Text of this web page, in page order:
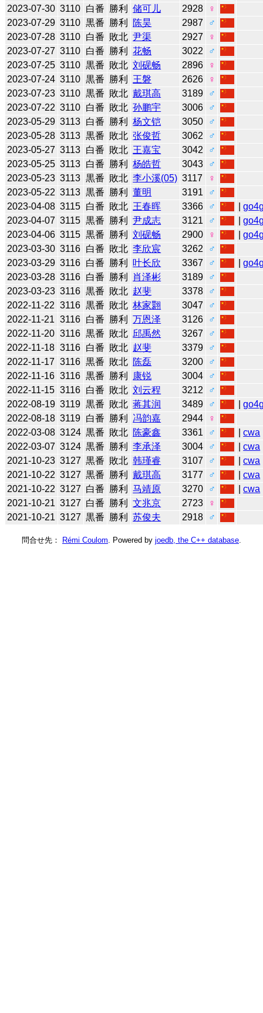
2023-07-30 3110 白番 勝利 储可儿 2928
♀
2023-07-29 3110 黒番 勝利 陈昊 2987
♂
2023-07-28 3110 白番 敗北 尹渠 2927
♀
2023-07-27 3110 白番 勝利 花畅 3022
♂
2023-07-25 3110 黒番 敗北 刘砚畅 2896
♀
2023-07-24 3110 黒番 勝利 王磐 2626
♀
2023-07-23 3110 黒番 敗北 戴琪高 3189
♂
2023-07-22 3110 白番 敗北 孙鹏宇 3006
♂
2023-05-29 3113 白番 勝利 杨文铠 3050
♂
2023-05-28 3113 黒番 敗北 张俊哲 3062
♂
2023-05-27 3113 白番 敗北 王嘉宝 3042
♂
2023-05-25 3113 白番 勝利 杨皓哲 3043
♂
2023-05-23 3113 黒番 敗北 李小溪(05) 3117
♀
2023-05-22 3113 黒番 勝利 董明 3191
♂
2023-04-08 3115 白番 敗北 王春晖 3366 ♂ |
2023-04-07 3115 黒番 勝利 尹成志 3121 ♂ |
2023-04-06 3115 黒番 勝利 刘砚畅 2900 ♀ |
2023-03-30 3116 白番 敗北 李欣宸 3262
♂
2023-03-29 3116 白番 勝利 叶长欣 3367 ♂ |
2023-03-28 3116 白番 勝利 肖泽彬 3189
♂
2023-03-23 3116 黒番 敗北 赵斐 3378
♂
2022-11-22 3116 黒番 敗北 林家翾 3047
♂
2022-11-21 3116 白番 勝利 万恩泽 3126
♂
2022-11-20 3116 黒番 敗北 邱禹然 3267
♂
2022-11-18 3116 白番 敗北 赵斐 3379
♂
2022-11-17 3116 黒番 敗北 陈磊 3200
♂
2022-11-16 3116 黒番 勝利 康锐 3004
♂
2022-11-15 3116 白番 敗北 刘云程 3212
♂
2022-08-19 3119 黒番 敗北 蒋其润 3489 ♂ |
2022-08-18 3119 白番 勝利 冯韵嘉 2944
♀
2022-03-08 3124 黒番 敗北 陈豪鑫 3361 ♂ |cwa
2022-03-07 3124 黒番 勝利 李承泽 3004 ♂ |cwa
2021-10-23 3127 黒番 敗北 韩瑾睿 3107 ♂ |cwa
2021-10-22 3127 黒番 勝利 戴琪高 3177 ♂ |cwa
2021-10-22 3127 白番 勝利 马靖原 3270 ♂ |cwa
2021-10-21 3127 白番 勝利 文兆京 2723
♀
2021-10-21 3127 黒番 勝利 苏俊夫 2918 ♂
問合せ先： Rémi Coulom . Powered by joedb, the C++ database